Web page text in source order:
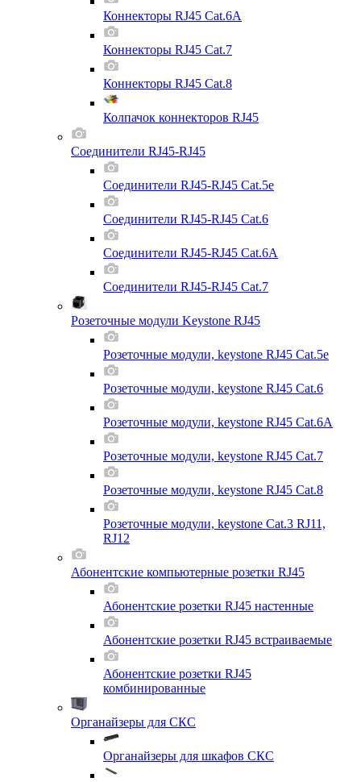
Коннекторы RJ45 Cat.6A
Коннекторы RJ45 Cat.7
Коннекторы RJ45 Cat.8
Колпачок коннекторов RJ45
Соединители RJ45-RJ45
Соединители RJ45-RJ45 Cat.5e
Соединители RJ45-RJ45 Cat.6
Соединители RJ45-RJ45 Cat.6A
Соединители RJ45-RJ45 Cat.7
Розеточные модули Keystone RJ45
Розеточные модули, keystone RJ45 Cat.5e
Розеточные модули, keystone RJ45 Cat.6
Розеточные модули, keystone RJ45 Cat.6A
Розеточные модули, keystone RJ45 Cat.7
Розеточные модули, keystone RJ45 Cat.8
Розеточные модули, keystone Cat.3 RJ11,
RJ12
Абонентские компьютерные розетки RJ45
Абонентские розетки RJ45 настенные
Абонентские розетки RJ45 встраиваемые
Абонентские розетки RJ45
комбинированные
Органайзеры для СКС
Органайзеры для шкафов СКС